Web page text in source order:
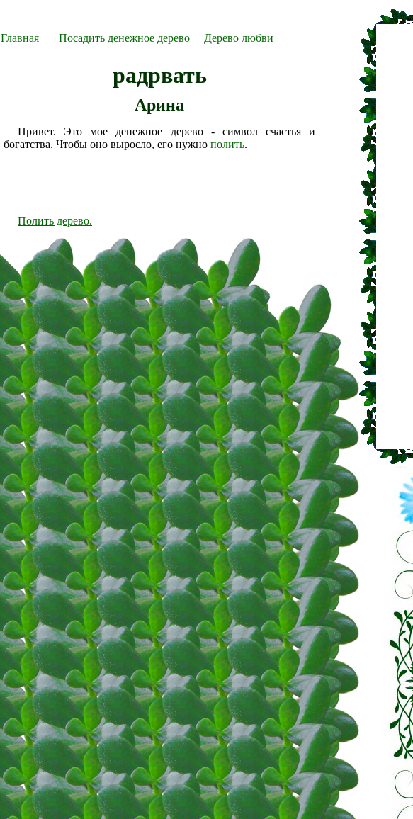
Главная Посадить денежное дерево Дерево любви
радрвать
Арина
Привет. Это мое денежное дерево - символ счастья и
богатства. Чтобы оно выросло, его нужно полить.
Полить дерево.